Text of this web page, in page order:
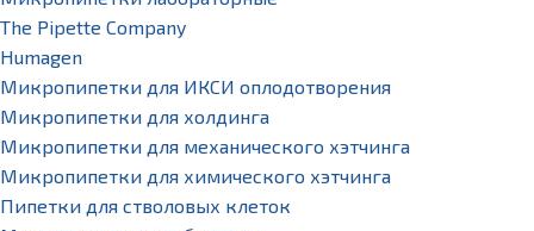
The Pipette Company
Humagen
Микропипетки для ИКСИ оплодотворения
Микропипетки для холдинга
Микропипетки для механического хэтчинга
Микропипетки для химического хэтчинга
Пипетки для стволовых клеток